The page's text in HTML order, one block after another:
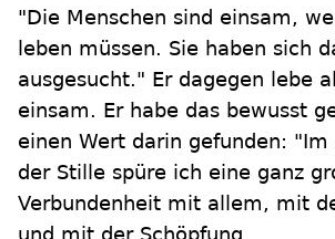
"Die Menschen sind einsam,
leben müssen. Sie haben sich
ausgesucht." Er dagegen lebe
einsam. Er habe das bewusst
einen Wert darin gefunden: "Im
der Stille spüre ich eine ganz
Verbundenheit mit allem, mit
und mit der Schöpfung